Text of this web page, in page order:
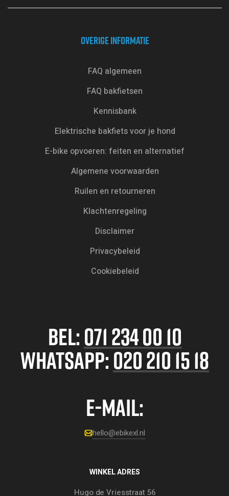
OVERIGE INFORMATIE
FAQ algemeen
FAQ bakfietsen
Kennisbank
Elektrische bakfiets voor je hond
E-bike opvoeren: feiten en alternatief
Algemene voorwaarden
Ruilen en retourneren
Klachtenregeling
Disclaimer
Privacybeleid
Cookiebeleid
BEL: 071 234 00 10
WHATSAPP: 020 210 15 18
E-MAIL:
hello@ebikexl.nl
WINKEL ADRES
Hugo de Vriesstraat 56